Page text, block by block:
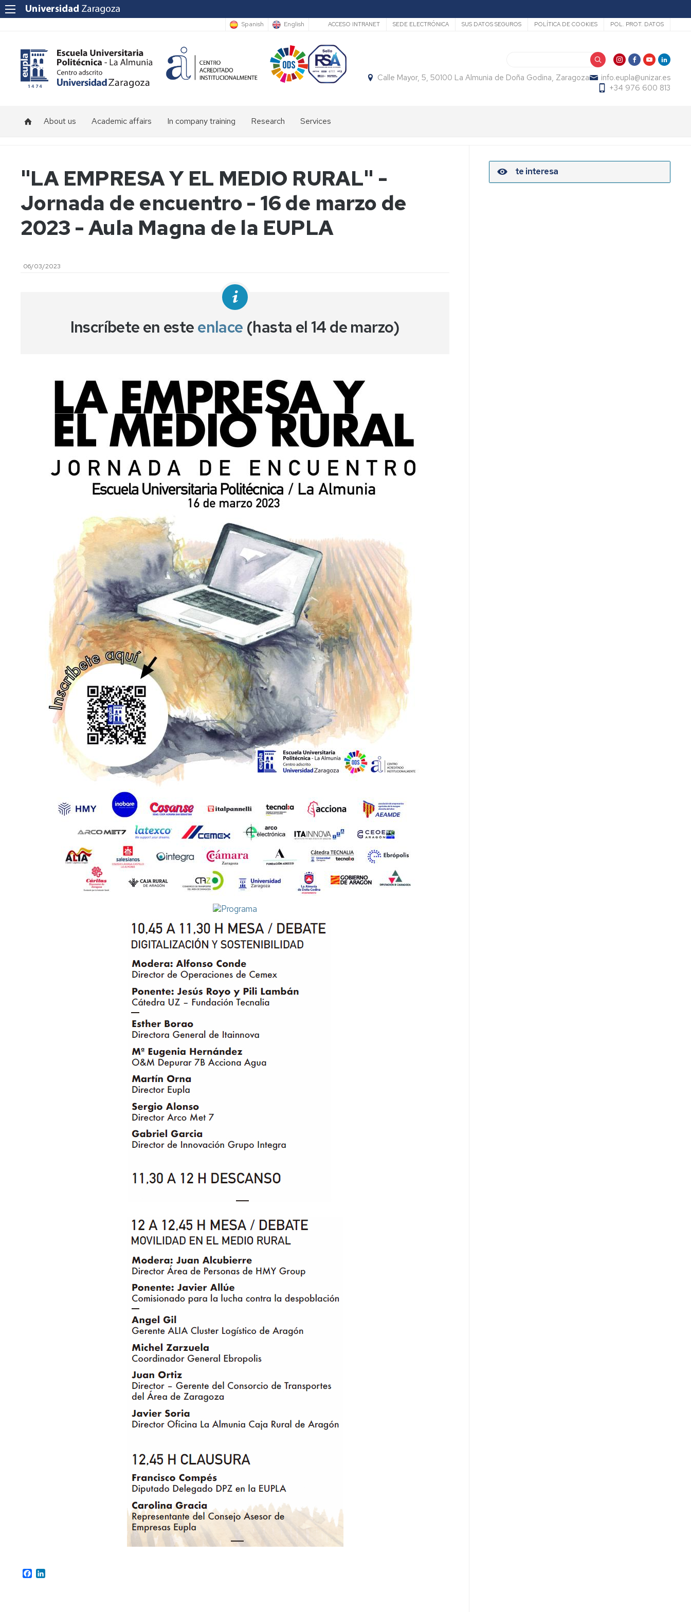
Spanish English Secundario
ACCESO INTRANET SEDE ELECTRÓNICA SUS DATOS SEGUROS POLÍTICA DE COOKIES POL. PROT. DATOS
Calle Mayor, 5, 50100 La Almunia de Doña Godina, Zaragoza
info.eupla@unizar.es
+34 976 600 813
About us
Faculty
Location
School
facilities
fees
Academic affairs In company training Research Services
bus
facilities
"LA EMPRESA Y EL MEDIO RURAL" -
Jornada de encuentro - 16 de marzo de
2023 - Aula Magna de la EUPLA
06/03/2023
Inscríbete en este enlace (hasta el 14 de marzo)
Facebook
te interesa